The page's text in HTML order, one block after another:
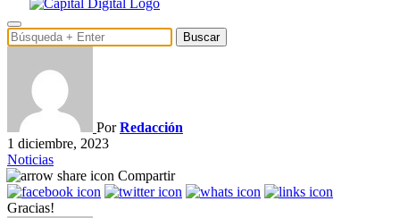
Buscar
PorRedacción
1 diciembre, 2023
Noticias
Compartir
Gracias!